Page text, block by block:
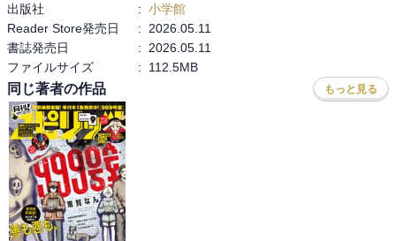
出版社
: 小学館
Reader Store発売日
:
2026.05.11
書誌発売日
:
2026.05.11
ファイルサイズ
: 112.5MB
同じ著者の作品 もっと見る